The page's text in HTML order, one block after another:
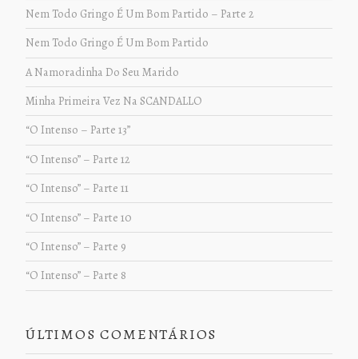
Nem Todo Gringo É Um Bom Partido – Parte 2
Nem Todo Gringo É Um Bom Partido
A Namoradinha Do Seu Marido
Minha Primeira Vez Na SCANDALLO
“O Intenso – Parte 13”
“O Intenso” – Parte 12
“O Intenso” – Parte 11
“O Intenso” – Parte 10
“O Intenso” – Parte 9
“O Intenso” – Parte 8
ÚLTIMOS COMENTÁRIOS